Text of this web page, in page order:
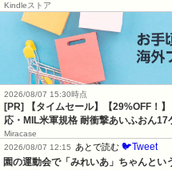
Kindleストア
2026/08/07 15:30時点
[PR] 【タイムセール】【29%OFF！
応・MIL米軍規格 耐衝撃あいふおん
Miracase
2026/08/07 12:15
あとで読む 🐦Tweet
園の運動会で「みれいあ」ちゃんと